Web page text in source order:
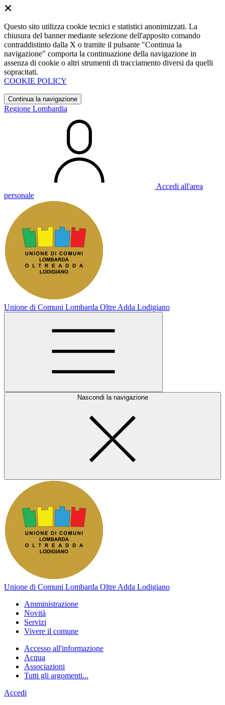
Questo sito utilizza cookie tecnici e statistici anonimizzati. La
chiusura del banner mediante selezione dell'apposito comando
contraddistinto dalla X o tramite il pulsante "Continua la
navigazione" comporta la continuazione della navigazione in
assenza di cookie o altri strumenti di tracciamento diversi da quelli
sopracitati.
COOKIE POLICY
Continua la navigazione
Regione Lombardia
Accedi all'area
personale
Unione di Comuni Lombarda Oltre Adda Lodigiano
Nascondi la navigazione
Unione di Comuni Lombarda Oltre Adda Lodigiano
Amministrazione
Novità
Servizi
Vivere il comune
Accesso all'informazione
Acqua
Associazioni
Tutti gli argomenti...
Accedi